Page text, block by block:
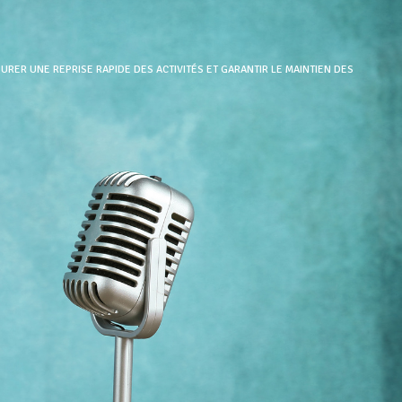
UNE REPRISE RAPIDE DES ACTIVITÉS ET GARANTIR LE MAINTIEN DES